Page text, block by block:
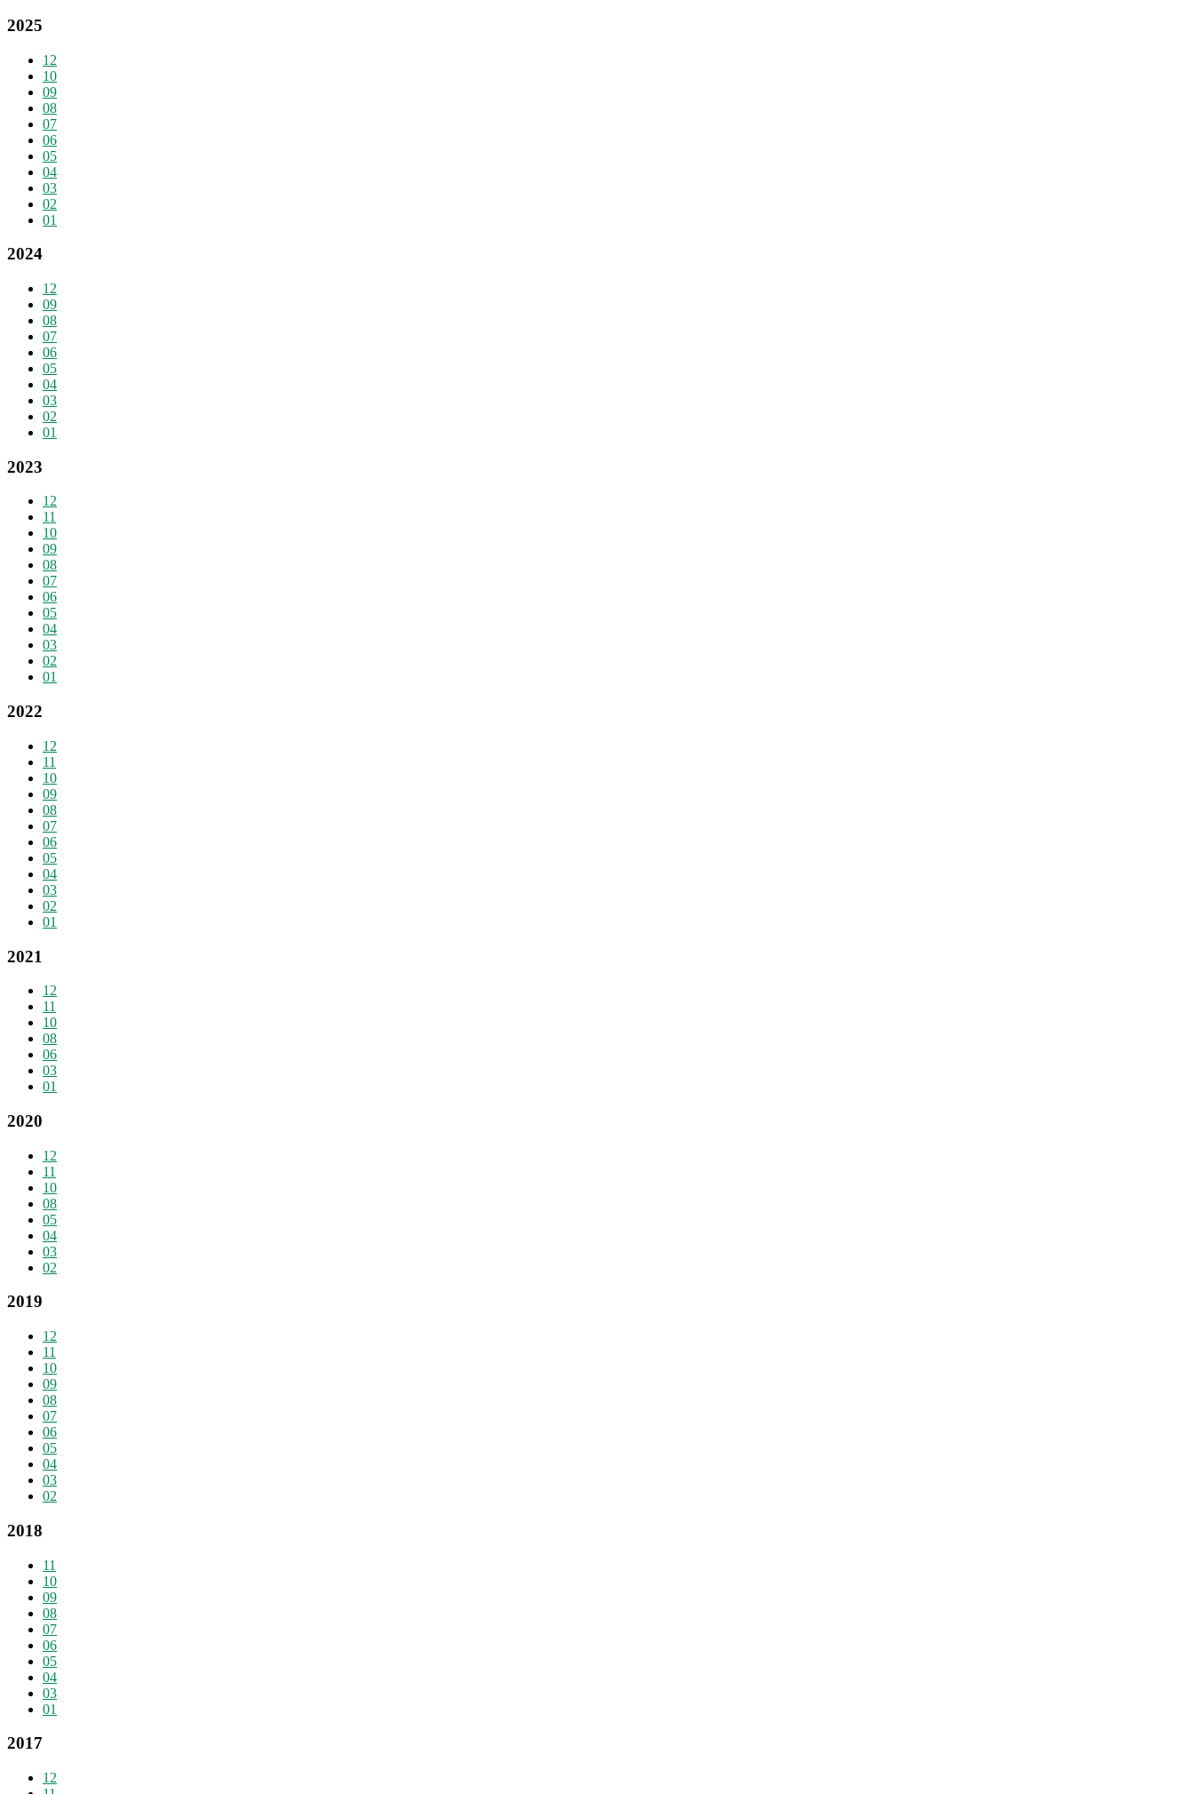
2025
12
10
09
08
07
06
05
04
03
02
01
2024
12
09
08
07
06
05
04
03
02
01
2023
12
11
10
09
08
07
06
05
04
03
02
01
2022
12
11
10
09
08
07
06
05
04
03
02
01
2021
12
11
10
08
06
03
01
2020
12
11
10
08
05
04
03
02
2019
12
11
10
09
08
07
06
05
04
03
02
2018
11
10
09
08
07
06
05
04
03
01
2017
12